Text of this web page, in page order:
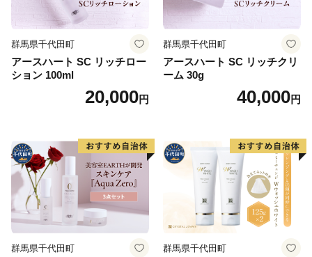
群馬県千代田町
アースハート SC リッチロー
ション 100ml
20,000円
群馬県千代田町
アースハート SC リッチクリ
ーム 30g
40,000円
群馬県千代田町 群馬県千代田町